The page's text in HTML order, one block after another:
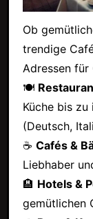
Ob
trendige
Adressen für
🍽
Küche bis
(Deutsch,
☕ Cafés &
Liebhaber
🏨 Hotels &
gemütlichen